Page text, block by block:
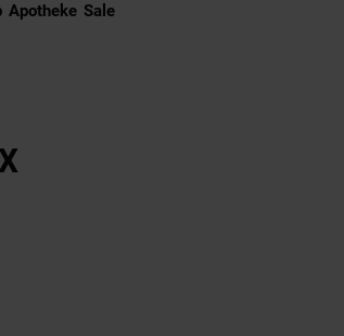
Externer Link:
Apotheke Sale